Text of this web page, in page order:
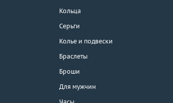
3D-тур по шоурумуКольца
Серьги
Колье и подвески
Браслеты
Броши
Для мужчин